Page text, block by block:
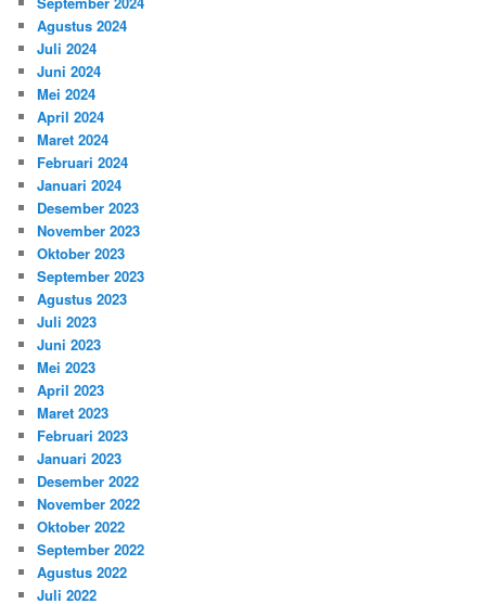
Agustus 2024
Juli 2024
Juni 2024
Mei 2024
April 2024
Maret 2024
Februari 2024
Januari 2024
Desember 2023
November 2023
Oktober 2023
September 2023
Agustus 2023
Juli 2023
Juni 2023
Mei 2023
April 2023
Maret 2023
Februari 2023
Januari 2023
Desember 2022
November 2022
Oktober 2022
September 2022
Agustus 2022
Juli 2022